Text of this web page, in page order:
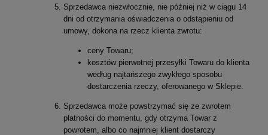
Sprzedawca niezwłocznie, nie później niż w ciągu 14
dni od otrzymania oświadczenia o odstąpieniu od
umowy, dokona na rzecz klienta zwrotu:
ceny Towaru;
kosztów pierwotnej przesyłki Towaru do klienta
według najtańszego zwykłego sposobu
dostarczenia rzeczy, oferowanego w Sklepie.
Sprzedawca może powstrzymać się ze zwrotem
płatności do momentu, gdy otrzyma Towar z
powrotem, albo co najmniej klient dostarczy